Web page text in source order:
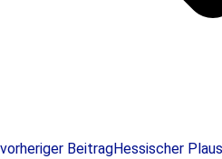
vorheriger BeitragHessischer